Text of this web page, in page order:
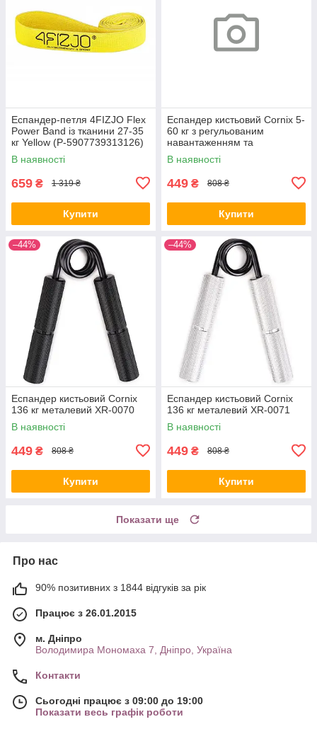
Еспандер-петля 4FIZJO Flex
Power Band із тканини 27-35
кг Yellow (P-5907739313126)
В наявності
659 ₴ 1 319 ₴
Купити
Еспандер кистьовий Cornix 5-
60 кг з регульованим
навантаженням та
електронним лічильником
XR-0281 White
В наявності
449 ₴ 808 ₴
Купити
–44%
Еспандер кистьовий Cornix
136 кг металевий XR-0070
В наявності
449 ₴ 808 ₴
Купити
–44%
Еспандер кистьовий Cornix
136 кг металевий XR-0071
В наявності
449 ₴ 808 ₴
Купити
Показати ще
Про нас
90% позитивних з 1844 відгуків за рік
Працює з 26.01.2015
м. Дніпро
Володимира Мономаха 7, Дніпро, Україна
Контакти
Сьогодні працює з 09:00 до 19:00
Показати весь графік роботи